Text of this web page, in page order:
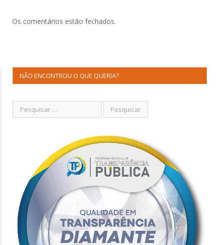
Os comentários estão fechados.
NÃO ENCONTROU O QUE QUERIA?